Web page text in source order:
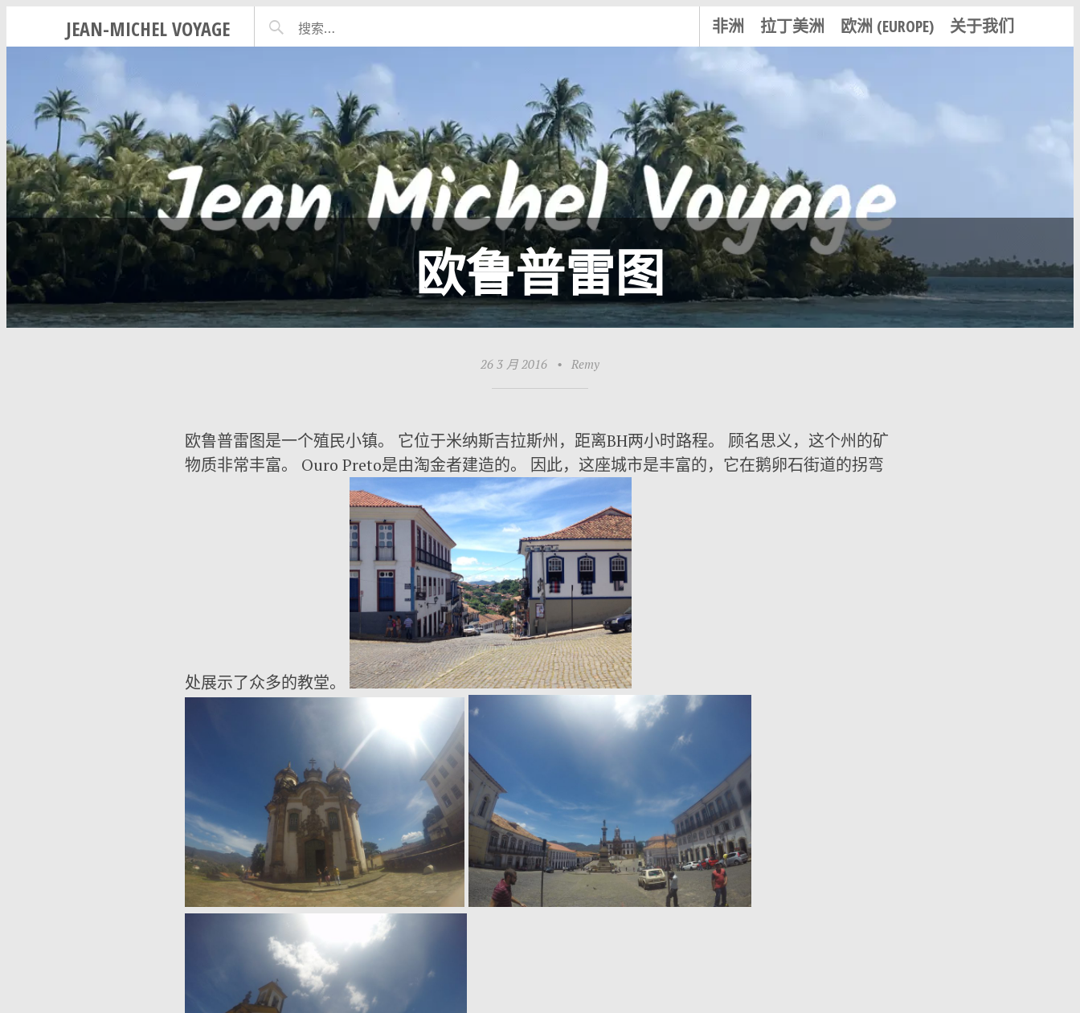
JEAN-MICHEL VOYAGE 非洲 拉丁美洲 欧洲 (EUROPE) 关于我们
欧鲁普雷图
26 3 月 2016 • Remy
欧鲁普雷图是一个殖民小镇。 它位于米纳斯吉拉斯州，距离BH两小时路程。 顾名思义，这个州的矿
物质非常丰富。 Ouro Preto是由淘金者建造的。 因此，这座城市是丰富的，它在鹅卵石街道的拐弯
处展示了众多的教堂。